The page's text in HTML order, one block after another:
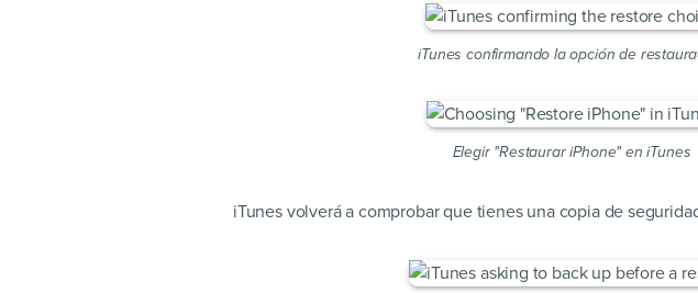
iTunes confirmando la opción de
Elegir "Restaurar iPhone" en iTunes
iTunes volverá a comprobar que tienes una copia de